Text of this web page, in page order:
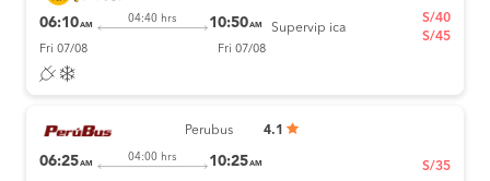
06:10AM
04:40 hrs 10:50AM
Fri 07/08 Fri 07/08
Supervip ica
S/40
S/45
Perubus 4.1
06:25AM
04:00 hrs 10:25AM S/35